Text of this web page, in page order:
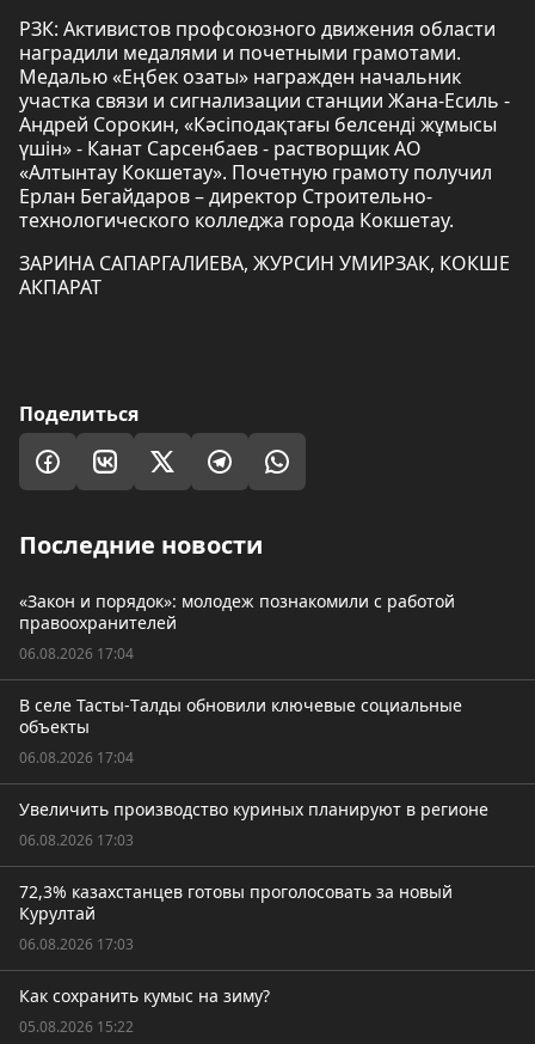
РЗК: Активистов профсоюзного движения области
наградили медалями и почетными грамотами.
Медалью «Еңбек озаты» награжден начальник
участка связи и сигнализации станции Жана-Есиль -
Андрей Сорокин, «Кәсіподақтағы белсенді жұмысы
үшін» - Канат Сарсенбаев - растворщик АО
«Алтынтау Кокшетау». Почетную грамоту получил
Ерлан Бегайдаров – директор Строительно-
технологического колледжа города Кокшетау.
ЗАРИНА САПАРГАЛИЕВА, ЖУРСИН УМИРЗАК, КОКШЕ
АКПАРАТ
Поделиться
Последние новости
«Закон и порядок»: молодеж познакомили с работой
правоохранителей
06.08.2026 17:04
В селе Тасты-Tалды обновили ключевые социальные
объекты
06.08.2026 17:04
Увеличить производство куриных планируют в регионе
06.08.2026 17:03
72,3% казахстанцев готовы проголосовать за новый
Курултай
06.08.2026 17:03
Как сохранить кумыс на зиму?
05.08.2026 15:22